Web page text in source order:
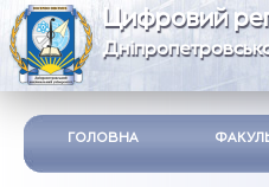
Цифровий
ГОЛОВНА